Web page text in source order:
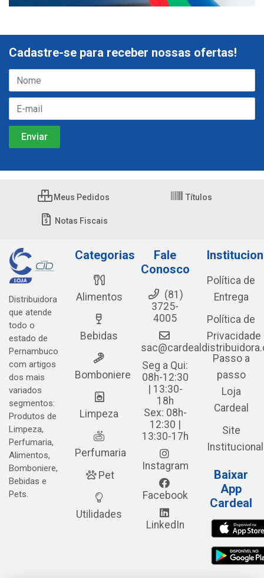
Cadastre-se para receber nossas ofertas!
Meus Pedidos Títulos
Notas Fiscais
Distribuidora
que atende
todo o
estado de
Pernambuco
com artigos
dos mais
variados
segmentos:
Produtos de
Limpeza,
Perfumaria,
Alimentos,
Bomboniere,
Bebidas e
Pets.
Categorias
Alimentos
Bebidas
Bomboniere
Limpeza
Perfumaria
Pet
Utilidades
Fale
Conosco
(81)
3725-
4005
Seg a Qui:
08h-12:30
| 13:30-
18h
Sex: 08h-
12:30 |
13:30-17h
Instagram
Facebook
LinkedIn
Política de
Entrega
Política de
Privacidade
Passo a
passo
Loja
Cardeal
Site
Institucional
Baixar
App
Cardeal